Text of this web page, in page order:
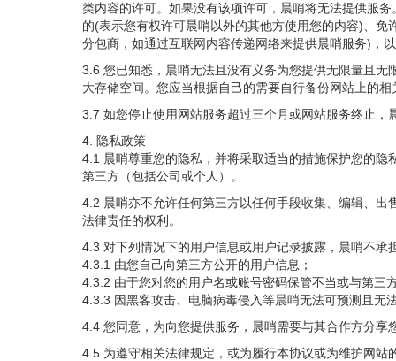
类内容的许可。如果没有该项许可，晨哨将无法提供服
的(表示您有权许可晨哨以外的其他方使用您的内容)、
分包商，如通过互联网内容传递网络来提供晨哨服务)，
3.6 您已知悉，晨哨无法且没有义务为您提供无限量且
大存储空间。您应当根据自己的需要自行备份网站上的相
3.7 如您停止使用网站服务超过三个月或网站服务终止
4. 隐私政策
4.1 晨哨尊重您的隐私，并将采取适当的措施保护您的
第三方（包括公司或个人）。
4.2 晨哨亦不允许任何第三方以任何手段收集、编辑、
法律责任的权利。
4.3 对下列情况下的用户信息或用户记录披露，晨哨不承
4.3.1 由您自己向第三方公开的用户信息；
4.3.2 由于您对您的用户名或账号密码保管不当或与第三
4.3.3 因黑客攻击、电脑病毒侵入等晨哨无法可预测且无
4.4 您同意，为向您提供服务，晨哨需要与其合作方分
4.5 为遵守相关法律规定，或为履行本协议或为维护网